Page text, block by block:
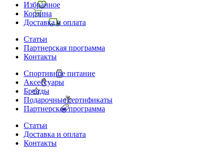
Избранное
Корзина
Доставка и оплата
Статьи
Партнерская программа
Контакты
Спортивное питание
Аксессуары
Бренды
Подарочные сертификаты
Партнерская программа
Статьи
Доставка и оплата
Контакты